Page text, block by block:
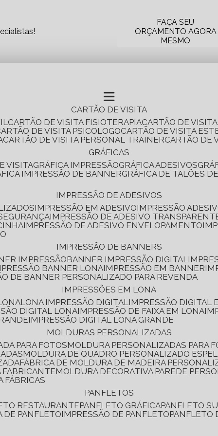
FAÇA SEU
ORÇAMENTO AGORA
MESMO
CARTÃO DE VISITA
CARTÃO DE VISITA FISIOTERAPIA CARTÃO DE
CARTÃO DE VISITA PSICOLOGO CARTÃO DE VISITA
CARTÃO DE VISITA PERSONAL TRAINER CARTÃO
GRÁFICAS
VISITA
GRÁFICA IMPRESSÃO GRÁFICA ADESIVOS
IMPRESSÃO DE BANNER
GRÁFICA DE TALÕES
IMPRESSÃO DE ADESIVOS
IMPRESSÃO EM ADESIVO IMPRESSÃO
IMPRESSÃO DE ADESIVO
IMPRESSÃO DE ADESIVO ENVELOPAMENTO
IMPRESSÃO DE BANNERS
IMPRESSÃO
BANNER IMPRESSÃO DIGITAL
BANNER LONA IMPRESSÃO EM BANNER
DE BANNER PERSONALIZADO PARA REVENDA
IMPRESSÕES EM LONA
LONA IMPRESSÃO DIGITAL IMPRESSÃO DIGITAL
DIGITAL LONA IMPRESSÃO DE FAIXA EM LONA
IMPRESSÃO DIGITAL LONA GRANDE
MOLDURAS PERSONALIZADAS
PARA FOTOS
MOLDURA PERSONALIZADAS PARA
MOLDURA DE QUADRO PERSONALIZADO
FÁBRICA DE MOLDURA DE MADEIRA
FABRICANTE
MOLDURA DECORATIVA PAREDE
FÁBRICAS
PANFLETOS
RESTAURANTE PANFLETO GRÁFICA PANFLETO
DE PANFLETO IMPRESSÃO DE PANFLETO